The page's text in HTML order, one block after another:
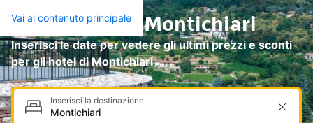
Vai al contenuto principale
Cerca hotel a Montichiari
Inserisci le date per vedere gli ultimi prezzi e sconti
per gli hotel di Montichiari
Inserisci la destinazione